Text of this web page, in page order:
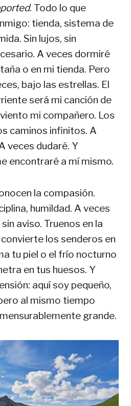
. Todo lo que
tienda, sistema de
Sin lujos, sin
A veces dormiré
o en mi tienda. Pero
bajo las estrellas. El
será mi canción de
mi compañero. Los
caminos infinitos. A
veces dudaré. Y
encontraré a mí mismo.
la compasión.
humildad. A veces
aviso. Truenos en la
los senderos en
tu piel o el frío nocturno
en tus huesos. Y
aquí soy pequeño,
al mismo tiempo
grande.